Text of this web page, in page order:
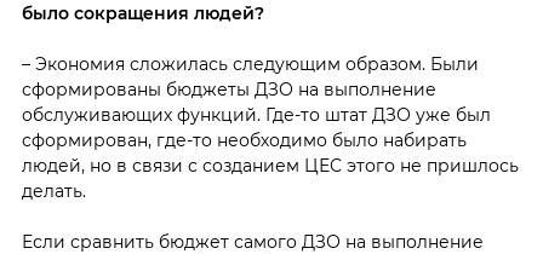
было сокращения людей?
– Экономия сложилась следующим образом. Были
сформированы бюджеты ДЗО на выполнение
обслуживающих функций. Где-то штат ДЗО уже был
сформирован, где-то необходимо было набирать
людей, но в связи с созданием ЦЕС этого не пришлось
делать.
Если сравнить бюджет самого ДЗО на выполнение